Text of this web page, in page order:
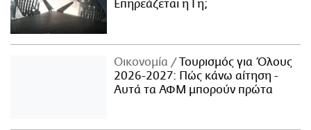
Επηρεάζεται η Γη;
Οικονομία
Τουρισμός για Όλους
2026-2027: Πώς κάνω αίτηση -
Αυτά τα ΑΦΜ μπορούν πρώτα